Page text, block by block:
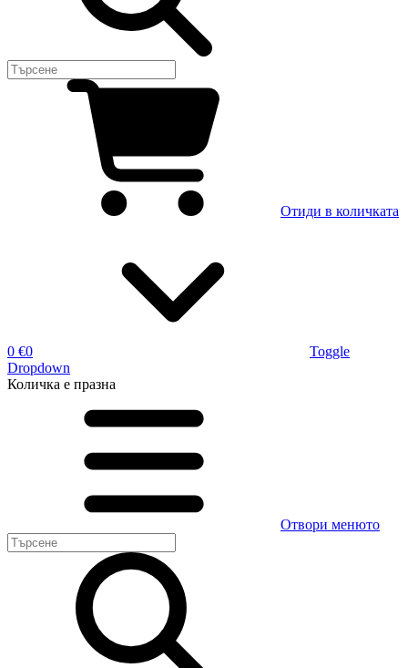
Отиди в количката
0 €0
Toggle
Dropdown
Количка е празна
Отвори менюто